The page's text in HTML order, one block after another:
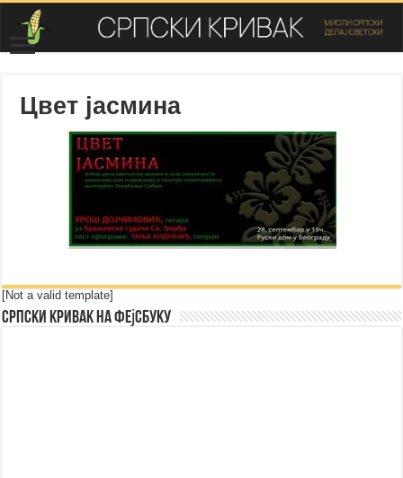
Цвет јасмина
[Not a valid template]
Српски Кривак на Фејсбуку